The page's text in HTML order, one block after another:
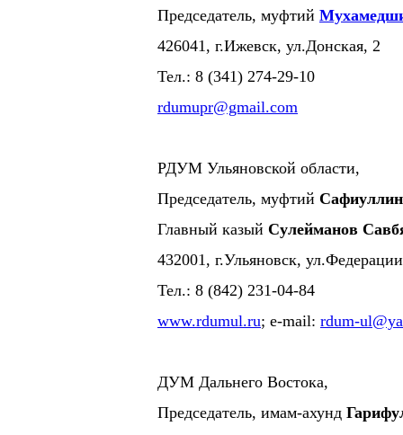
Председатель, муфтий
426041, г.Ижевск, ул.Донская, 2
Тел.: 8 (341) 274-29-10
rdumupr@gmail.com
РДУМ Ульяновской области,
Председатель, муфтий
Главный казый Сулейманов
432001, г.Ульяновск,
Тел.: 8 (842) 231-04-84
www.rdumul.ru; e-mail: rdum-
ДУМ Дальнего Востока,
Председатель, имам-ахунд